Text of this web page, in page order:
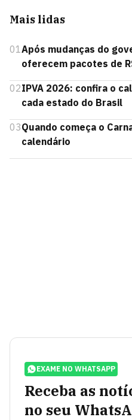
Mais lidas
01Após mudanças do
oferecem pacotes de
02IPVA 2026: confira o
cada estado do Brasil
03Quando começa o
calendário
EXAME NO WHATSAPP
Receba as
no seu